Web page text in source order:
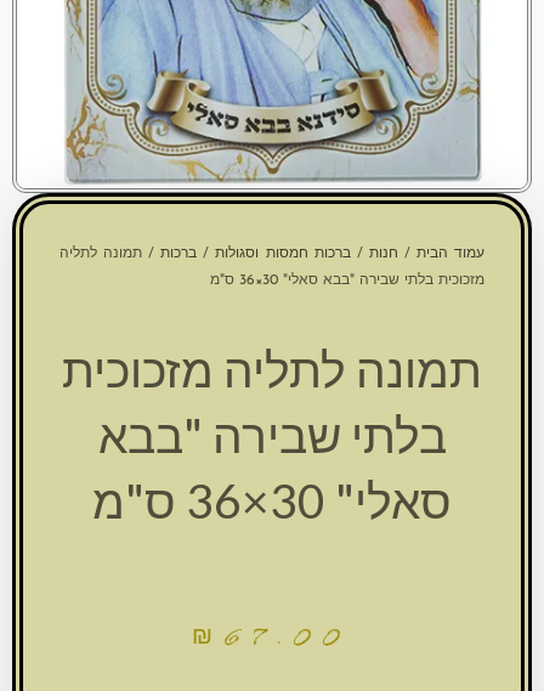
עמוד הבית / חנות /ברכות חמסות וסגולות/ ברכות/ תמונה לתליה
מזכוכית בלתי שבירה "בבא סאלי" 30×36 ס"מ
תמונה לתליה מזכוכית
בלתי שבירה "בבא
סאלי" 30×36 ס"מ
₪ 67.00